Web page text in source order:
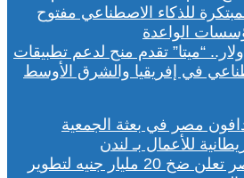
دولار.. “ميتا” تقدم منح لدعم تطبيقات
في إفريقيا والشرق الأوسط
ڤودافون مصر تعلن ضخ 20 مليار جنيه لتطوير